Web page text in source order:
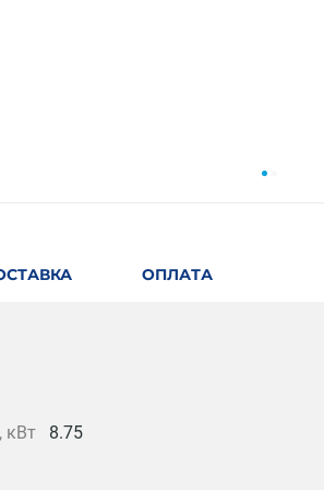
ОПЛАТА
кВт
8.75